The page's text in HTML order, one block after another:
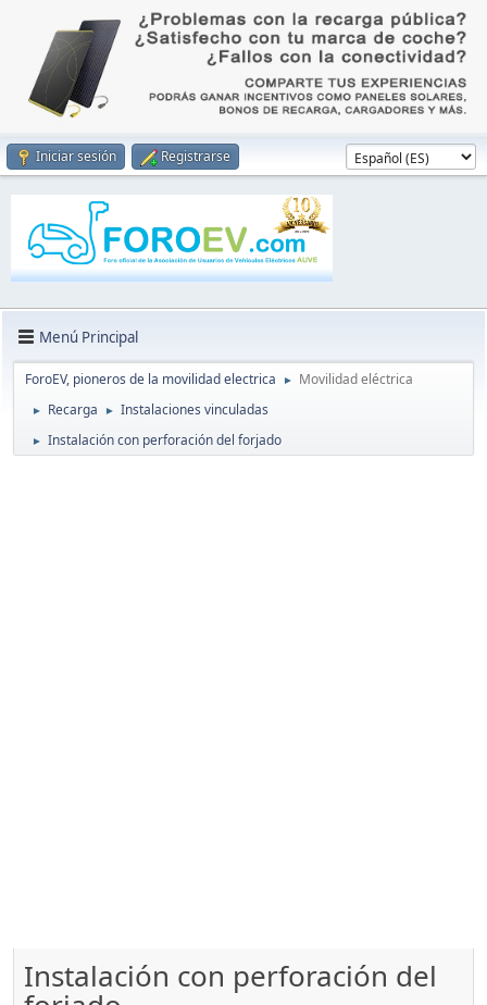
Iniciar sesión Registrarse
Menú Principal
ForoEV, pioneros de la movilidad electrica ► Movilidad eléctrica
► Recarga ► Instalaciones vinculadas
► Instalación con perforación del forjado
Instalación con perforación del